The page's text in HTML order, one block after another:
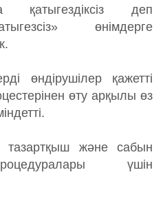
қатыгездіксіз деп
өнімдерге
өндірушілер қажетті
өту арқылы өз
тазартқыш және сабын
үшін